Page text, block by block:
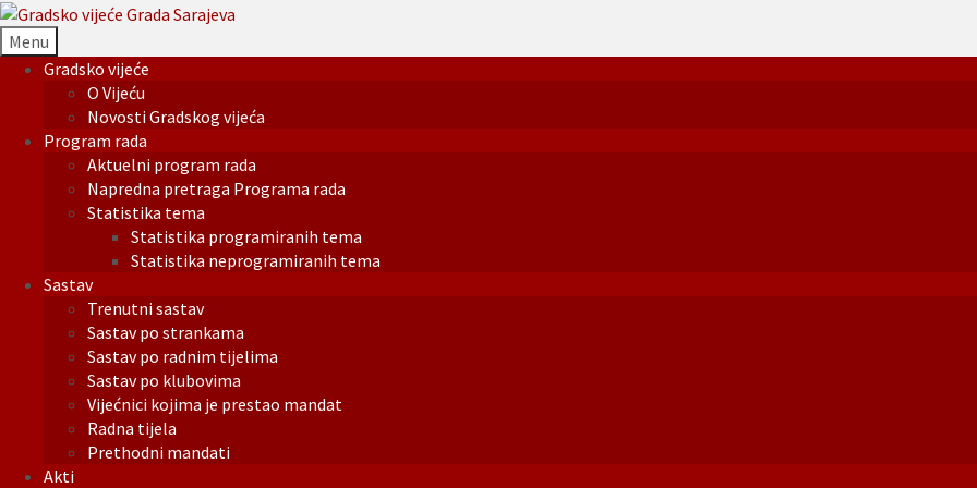
Menu
Gradsko vijeće
O Vijeću
Novosti Gradskog vijeća
Program rada
Aktuelni program rada
Napredna pretraga Programa rada
Statistika tema
Statistika programiranih tema
Statistika neprogramiranih tema
Sastav
Trenutni sastav
Sastav po strankama
Sastav po radnim tijelima
Sastav po klubovima
Vijećnici kojima je prestao mandat
Radna tijela
Prethodni mandati
Akti